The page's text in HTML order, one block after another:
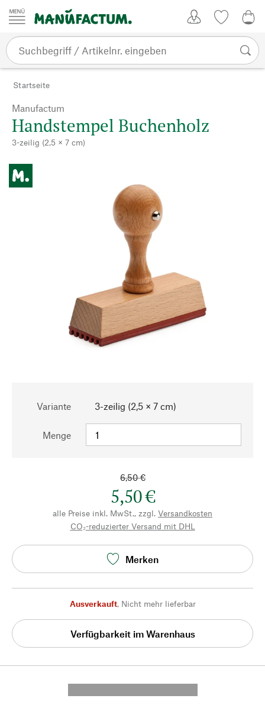
Zum Inhalt springen
Startseite
Manufactum
Handstempel Buchenholz
3-zeilig (2,5 × 7 cm)
Variante 3-zeilig (2,5 × 7 cm)
Menge
6,50 €
5,50 €
alle Preise inkl. MwSt., zzgl. Versandkosten
CO₂-reduzierter Versand mit DHL
Merken
Ausverkauft, Nicht mehr lieferbar
Verfügbarkeit im Warenhaus